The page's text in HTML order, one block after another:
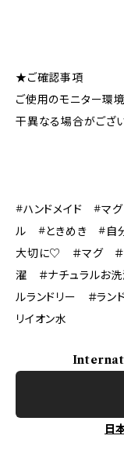
★ご確認事項
ご使用のモニター環
干異なる場合がござい
#ハンドメイド #マ
ル #ときめき #自
大切に♡ ＃マグ ＃
濯 ＃ナチュラルお
ルランドリー ＃ラ
リイオン水
日